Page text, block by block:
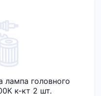
лампа головного
к-кт 2 шт.